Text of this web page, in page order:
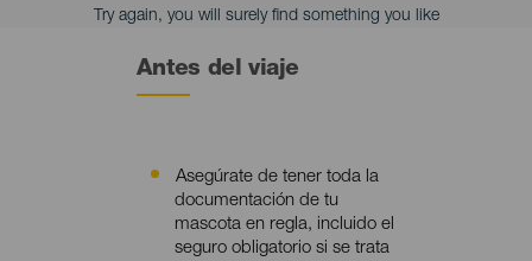
Try again, you will surely find something you like
Antes del viaje
ContenidoAsegúrate de tener toda la
documentación de tu
mascota en regla, incluido el
seguro obligatorio si se trata